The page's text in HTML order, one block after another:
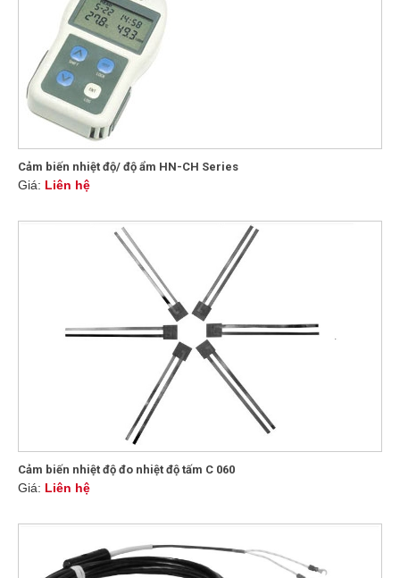
Cảm biến nhiệt độ/ độ ẩm HN-CH Series
Giá: Liên hệ
Cảm biến nhiệt độ đo nhiệt độ tấm C 060
Giá: Liên hệ